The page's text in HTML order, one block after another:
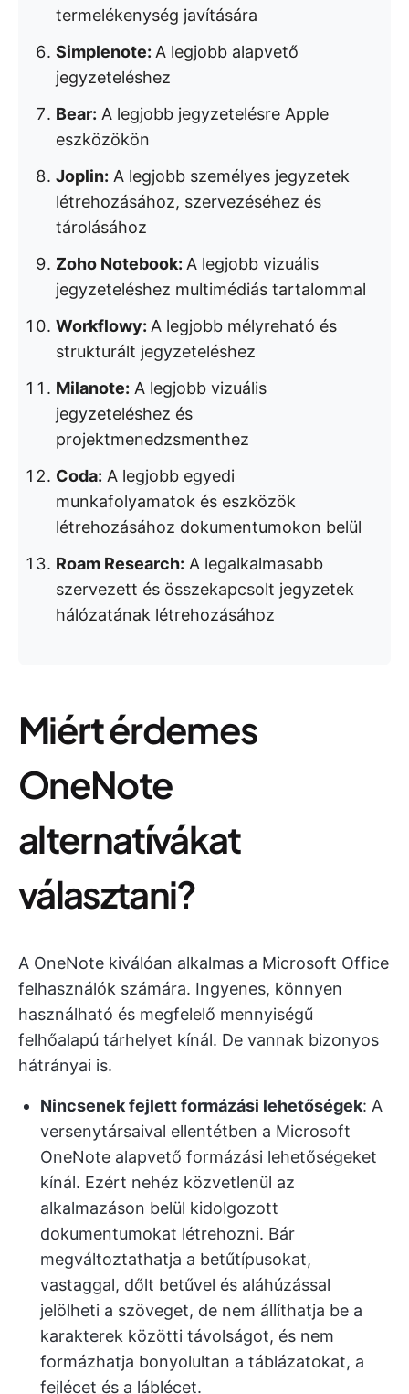
termelékenység javítására
Simplenote: A legjobb alapvető
jegyzeteléshez
Bear: A legjobb jegyzetelésre Apple
eszközökön
Joplin: A legjobb személyes jegyzetek
létrehozásához, szervezéséhez és
tárolásához
Zoho Notebook: A legjobb vizuális
jegyzeteléshez multimédiás tartalommal
Workflowy: A legjobb mélyreható és
strukturált jegyzeteléshez
Milanote: A legjobb vizuális
jegyzeteléshez és
projektmenedzsmenthez
Coda: A legjobb egyedi
munkafolyamatok és eszközök
létrehozásához dokumentumokon belül
Roam Research: A legalkalmasabb
szervezett és összekapcsolt jegyzetek
hálózatának létrehozásához
Miért érdemes
OneNote
alternatívákat
választani?
A OneNote kiválóan alkalmas a Microsoft Office
felhasználók számára. Ingyenes, könnyen
használható és megfelelő mennyiségű
felhőalapú tárhelyet kínál. De vannak bizonyos
hátrányai is.
Nincsenek fejlett formázási lehetőségek: A
versenytársaival ellentétben a Microsoft
OneNote alapvető formázási lehetőségeket
kínál. Ezért nehéz közvetlenül az
alkalmazáson belül kidolgozott
dokumentumokat létrehozni. Bár
megváltoztathatja a betűtípusokat,
vastaggal, dőlt betűvel és aláhúzással
jelölheti a szöveget, de nem állíthatja be a
karakterek közötti távolságot, és nem
formázhatja bonyolultan a táblázatokat, a
fejlécet és a láblécet.